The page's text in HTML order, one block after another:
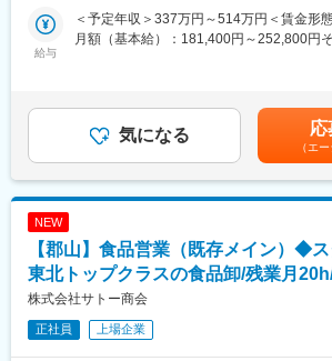
入れ、品質と納期を守る重要な役割を担い
ものではありませんが、半導体・電子部品
・お客様から預かった治具・部品の受入れ
・品目や数量、状態の確認
能性あり
■配属組織
・課長：1名
給与
＜予定年収＞337万円～514万円＜賃金形
月額（基本給）：181,400円～252,800円
りとご説明差し上げます賃金はあくまでも
考を通じて上下する可能性があります。月
めた表記です。
気になる 応
（エ
NEW
【郡山】食品営業（既存メイン）◆
東北トップクラスの食品卸/残業月
株式会社サトー商会
正社員 上場企業